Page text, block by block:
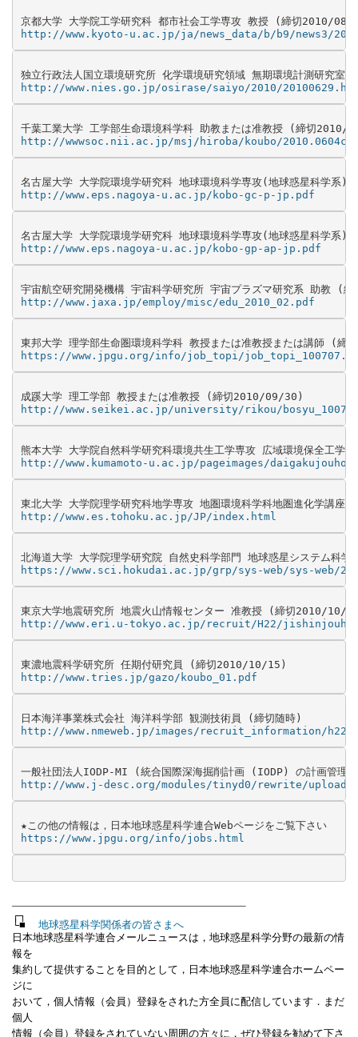
http://www.kyoto-u.ac.jp/ja/news_data/b/b9/news3/
http://www.nies.go.jp/osirase/saiyo/2010/
http://wwwsoc.nii.ac.jp/msj/hiroba/koubo/
http://www.eps.nagoya-u.ac.jp/kobo-gc-p-jp.pdf
http://www.eps.nagoya-u.ac.jp/kobo-gp-ap-jp.pdf
http://www.jaxa.jp/employ/misc/edu_2010_02.pdf
https://www.jpgu.org/info/job_topi/
http://www.seikei.ac.jp/university/rikou/
http://www.kumamoto-u.ac.jp/pageimages/
http://www.es.tohoku.ac.jp/JP/index.html
https://www.sci.hokudai.ac.jp/grp/sys-web/sys-web/
http://www.eri.u-tokyo.ac.jp/recruit/H22/
http://www.tries.jp/gazo/koubo_01.pdf
http://www.nmeweb.jp/images/recruit_information/
http://www.j-desc.org/modules/tinyd0/rewrite/uploads/
★この他の情報は，日本地球惑星科学連合Webページをご覧下さい
https://www.jpgu.org/info/jobs.html
——————————————————————–
┌┐
└■ 地球惑星科学関係者の皆さまへ
日本地球惑星科学連合メールニュースは，地球惑星科学分野の最新の情
報を
集約して提供することを目的として，日本地球惑星科学連合ホームペー
ジに
おいて，個人情報（会員）登録をされた方全員に配信しています．まだ
個人
情報（会員）登録をされていない周囲の方々に，ぜひ登録を勧めて下さ